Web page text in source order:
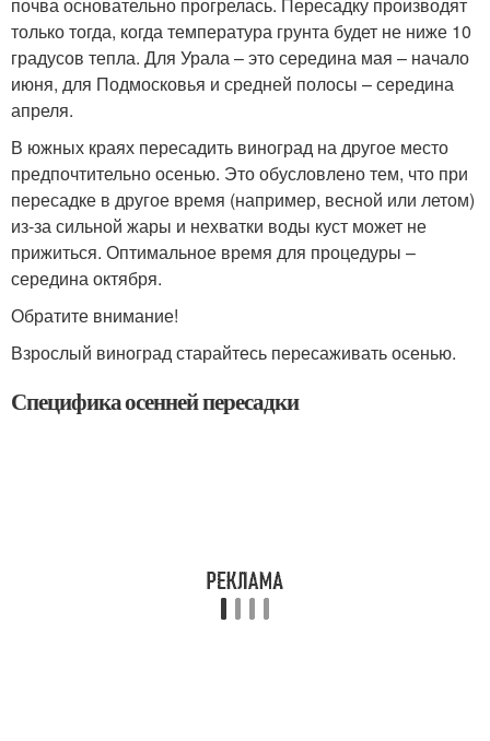
почва основательно прогрелась. Пересадку производят
только тогда, когда температура грунта будет не ниже 10
градусов тепла. Для Урала – это середина мая – начало
июня, для Подмосковья и средней полосы – середина
апреля.
В южных краях пересадить виноград на другое место
предпочтительно осенью. Это обусловлено тем, что при
пересадке в другое время (например, весной или летом)
из-за сильной жары и нехватки воды куст может не
прижиться. Оптимальное время для процедуры –
середина октября.
Обратите внимание!
Взрослый виноград старайтесь пересаживать осенью.
Специфика осенней пересадки